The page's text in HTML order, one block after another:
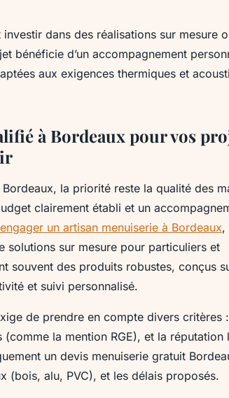
dans des réalisations sur mesure
bénéficie d’un accompagnement
aux exigences thermiques et
à Bordeaux pour vos
la priorité reste la qualité des
clairement établi et un
engager un artisan menuiserie à Bordeaux,
solutions sur mesure pour particuliers et
souvent des produits robustes, conçus
et suivi personnalisé.
de prendre en compte divers critères :
la mention RGE), et la réputation
un devis menuiserie gratuit
(bois, alu, PVC), et les délais proposés.